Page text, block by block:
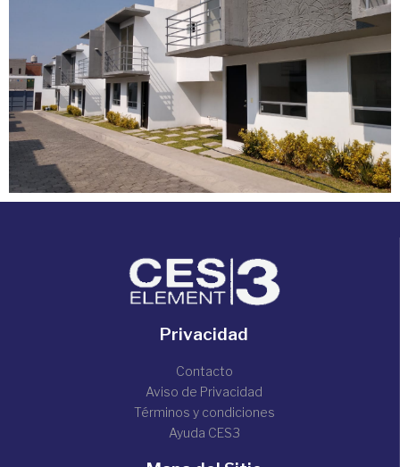
Privacidad
Contacto
Aviso de Privacidad
Términos y condiciones
Ayuda CES3